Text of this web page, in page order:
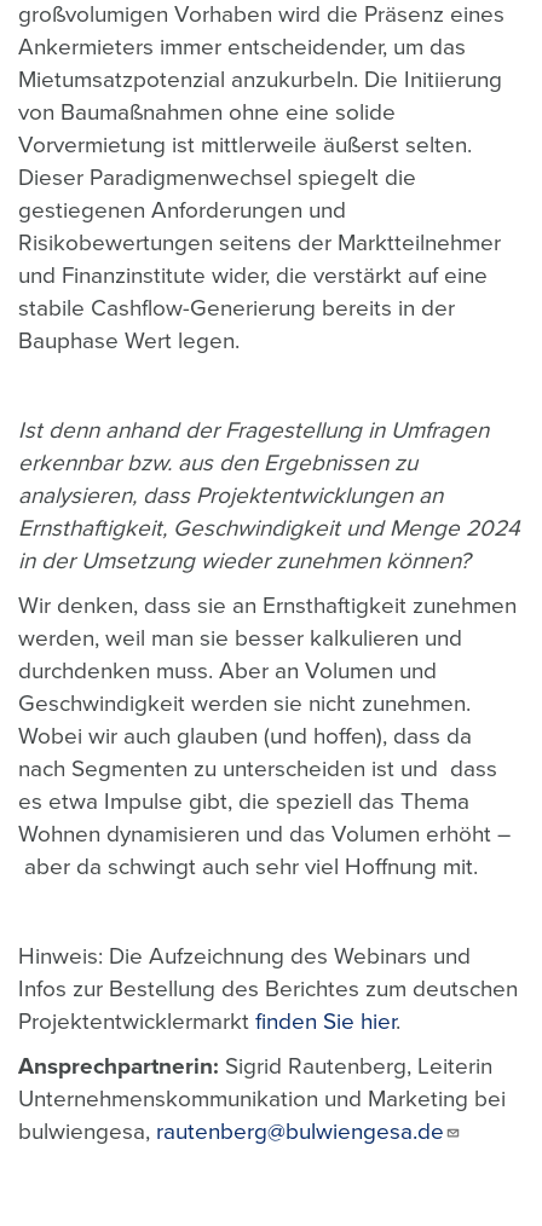
großvolumigen Vorhaben wird die Präsenz eines
Ankermieters immer entscheidender, um das
Mietumsatzpotenzial anzukurbeln. Die Initiierung
von Baumaßnahmen ohne eine solide
Vorvermietung ist mittlerweile äußerst selten.
Dieser Paradigmenwechsel spiegelt die
gestiegenen Anforderungen und
Risikobewertungen seitens der Marktteilnehmer
und Finanzinstitute wider, die verstärkt auf eine
stabile Cashflow-Generierung bereits in der
Bauphase Wert legen.
Ist denn anhand der Fragestellung in Umfragen
erkennbar bzw. aus den Ergebnissen zu
analysieren, dass Projektentwicklungen an
Ernsthaftigkeit, Geschwindigkeit und Menge 2024
in der Umsetzung wieder zunehmen können?
Wir denken, dass sie an Ernsthaftigkeit zunehmen
werden, weil man sie besser kalkulieren und
durchdenken muss. Aber an Volumen und
Geschwindigkeit werden sie nicht zunehmen.
Wobei wir auch glauben (und hoffen), dass da
nach Segmenten zu unterscheiden ist und dass
es etwa Impulse gibt, die speziell das Thema
Wohnen dynamisieren und das Volumen erhöht –
aber da schwingt auch sehr viel Hoffnung mit.
Hinweis: Die Aufzeichnung des Webinars und
Infos zur Bestellung des Berichtes zum deutschen
Projektentwicklermarkt finden Sie hier.
Ansprechpartnerin: Sigrid Rautenberg, Leiterin
Unternehmenskommunikation und Marketing bei
bulwiengesa, rautenberg@bulwiengesa.de